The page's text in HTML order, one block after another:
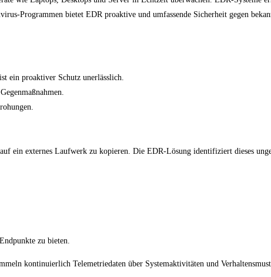
Programmen bietet EDR proaktive und umfassende Sicherheit gegen
ein proaktiver Schutz unerlässlich.
ein externes Laufwerk zu kopieren. Die EDR-Lösung identifiziert dieses
zu bieten.
kontinuierlich Telemetriedaten über Systemaktivitäten und